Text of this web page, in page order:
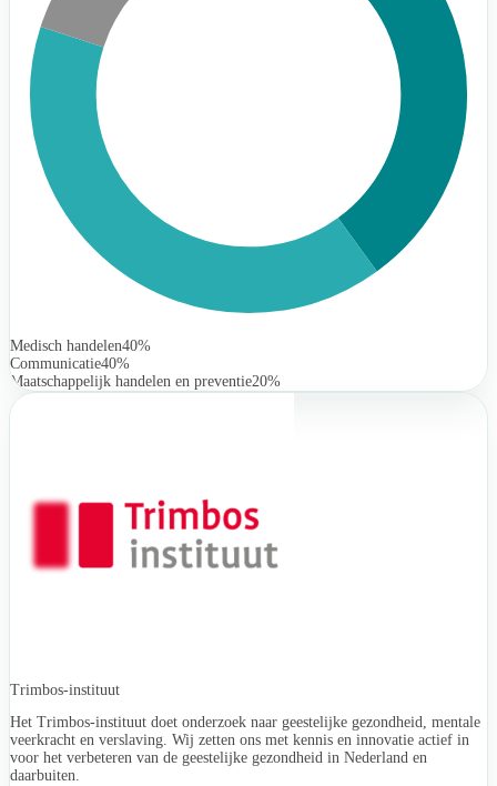
Medisch handelen40%
Communicatie40%
Maatschappelijk handelen en preventie20%
Trimbos-instituut
Het Trimbos-instituut doet onderzoek naar geestelijke gezondheid, mentale
veerkracht en verslaving. Wij zetten ons met kennis en innovatie actief in
voor het verbeteren van de geestelijke gezondheid in Nederland en
daarbuiten.